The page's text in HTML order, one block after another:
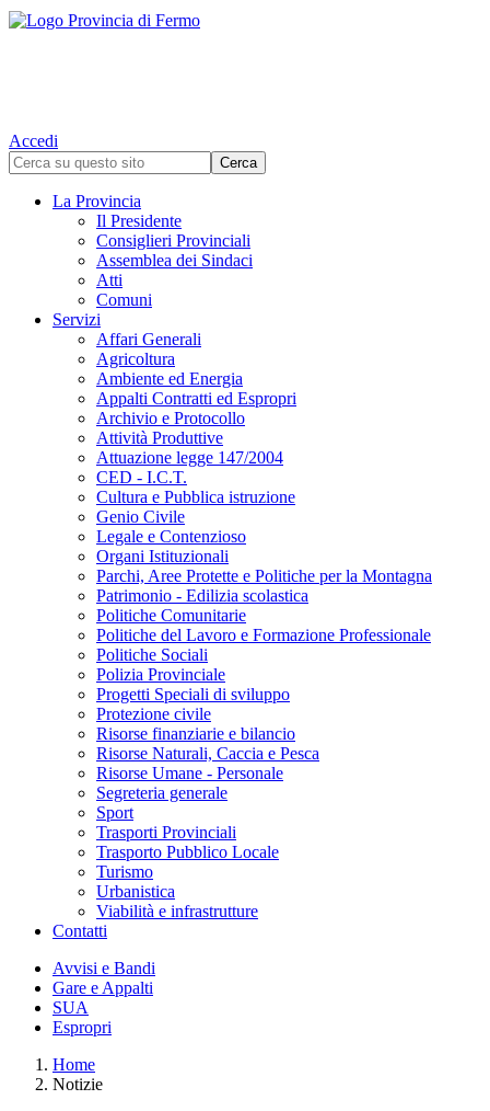
Accedi
La Provincia
Il Presidente
Consiglieri Provinciali
Assemblea dei Sindaci
Atti
Comuni
Servizi
Affari Generali
Agricoltura
Ambiente ed Energia
Appalti Contratti ed Espropri
Archivio e Protocollo
Attività Produttive
Attuazione legge 147/2004
CED - I.C.T.
Cultura e Pubblica istruzione
Genio Civile
Legale e Contenzioso
Organi Istituzionali
Parchi, Aree Protette e Politiche per la Montagna
Patrimonio - Edilizia scolastica
Politiche Comunitarie
Politiche del Lavoro e Formazione Professionale
Politiche Sociali
Polizia Provinciale
Progetti Speciali di sviluppo
Protezione civile
Risorse finanziarie e bilancio
Risorse Naturali, Caccia e Pesca
Risorse Umane - Personale
Segreteria generale
Sport
Trasporti Provinciali
Trasporto Pubblico Locale
Turismo
Urbanistica
Viabilità e infrastrutture
Contatti
Avvisi e Bandi
Gare e Appalti
SUA
Espropri
Home
Notizie